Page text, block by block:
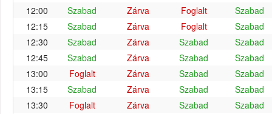
12:00
Szabad Zárva Foglalt
Szabad
12:15
Szabad Zárva Foglalt
Szabad
12:30
Szabad Zárva Szabad
Szabad
12:45
Szabad Zárva Szabad
Szabad
13:00
Foglalt Zárva Szabad
Szabad
13:15
Szabad Zárva Szabad
Szabad
13:30
Foglalt Zárva Szabad
Szabad